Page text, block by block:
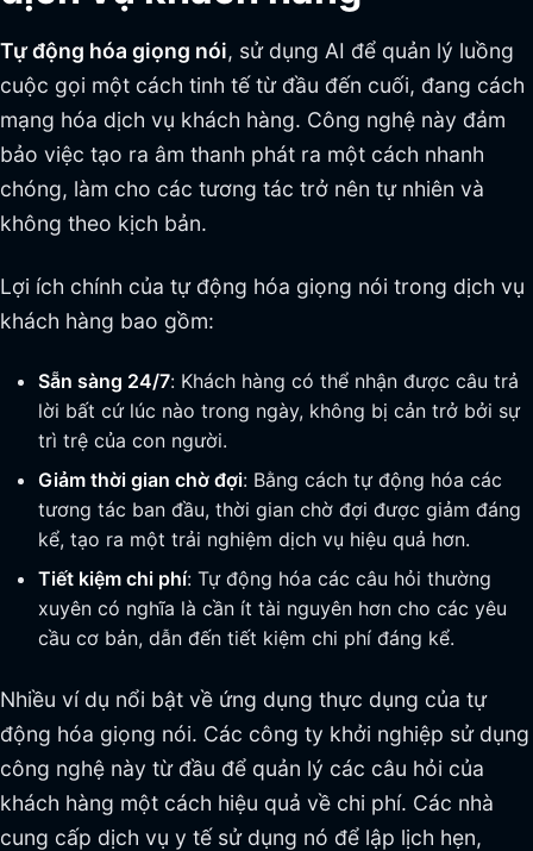
Tự động hóa giọng nói, sử dụng AI để quản lý luồng
cuộc gọi một cách tinh tế từ đầu đến cuối, đang cách
mạng hóa dịch vụ khách hàng. Công nghệ này đảm
bảo việc tạo ra âm thanh phát ra một cách nhanh
chóng, làm cho các tương tác trở nên tự nhiên và
không theo kịch bản.
Lợi ích chính của tự động hóa giọng nói trong dịch vụ
khách hàng bao gồm:
Sẵn sàng 24/7: Khách hàng có thể nhận được câu trả
lời bất cứ lúc nào trong ngày, không bị cản trở bởi sự
trì trệ của con người.
Giảm thời gian chờ đợi: Bằng cách tự động hóa các
tương tác ban đầu, thời gian chờ đợi được giảm đáng
kể, tạo ra một trải nghiệm dịch vụ hiệu quả hơn.
Tiết kiệm chi phí: Tự động hóa các câu hỏi thường
xuyên có nghĩa là cần ít tài nguyên hơn cho các yêu
cầu cơ bản, dẫn đến tiết kiệm chi phí đáng kể.
Nhiều ví dụ nổi bật về ứng dụng thực dụng của tự
động hóa giọng nói. Các công ty khởi nghiệp sử dụng
công nghệ này từ đầu để quản lý các câu hỏi của
khách hàng một cách hiệu quả về chi phí. Các nhà
cung cấp dịch vụ y tế sử dụng nó để lập lịch hẹn,